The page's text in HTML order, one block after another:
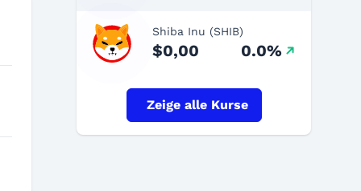
Shiba Inu (SHIB)
$0,00 0.0%
Zeige alle Kurse